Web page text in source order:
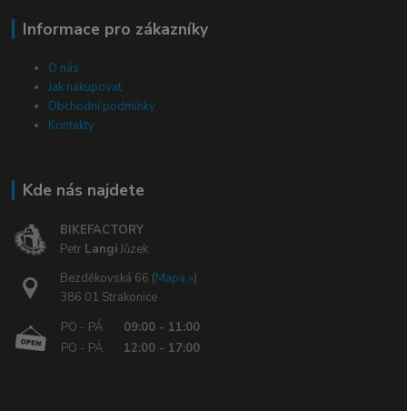
Informace pro zákazníky
O nás
Jak nakupovat
Obchodní podmínky
Kontakty
Kde nás najdete
BIKEFACTORY
Petr LangiJůzek
Bezděkovská 66 (Mapa »)
386 01 Strakonice
PO - PÁ
09:00 - 11:00
PO - PÁ
12:00 - 17:00